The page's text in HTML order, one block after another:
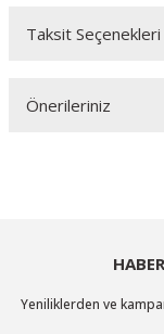
Taksit Seçenekleri
Önerileriniz
Ürün
Yeniliklerden ve